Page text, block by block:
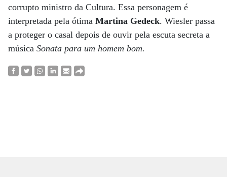
corrupto ministro da Cultura. Essa personagem é
interpretada pela ótima Martina Gedeck. Wiesler passa
a proteger o casal depois de ouvir pela escuta secreta a
música Sonata para um homem bom.